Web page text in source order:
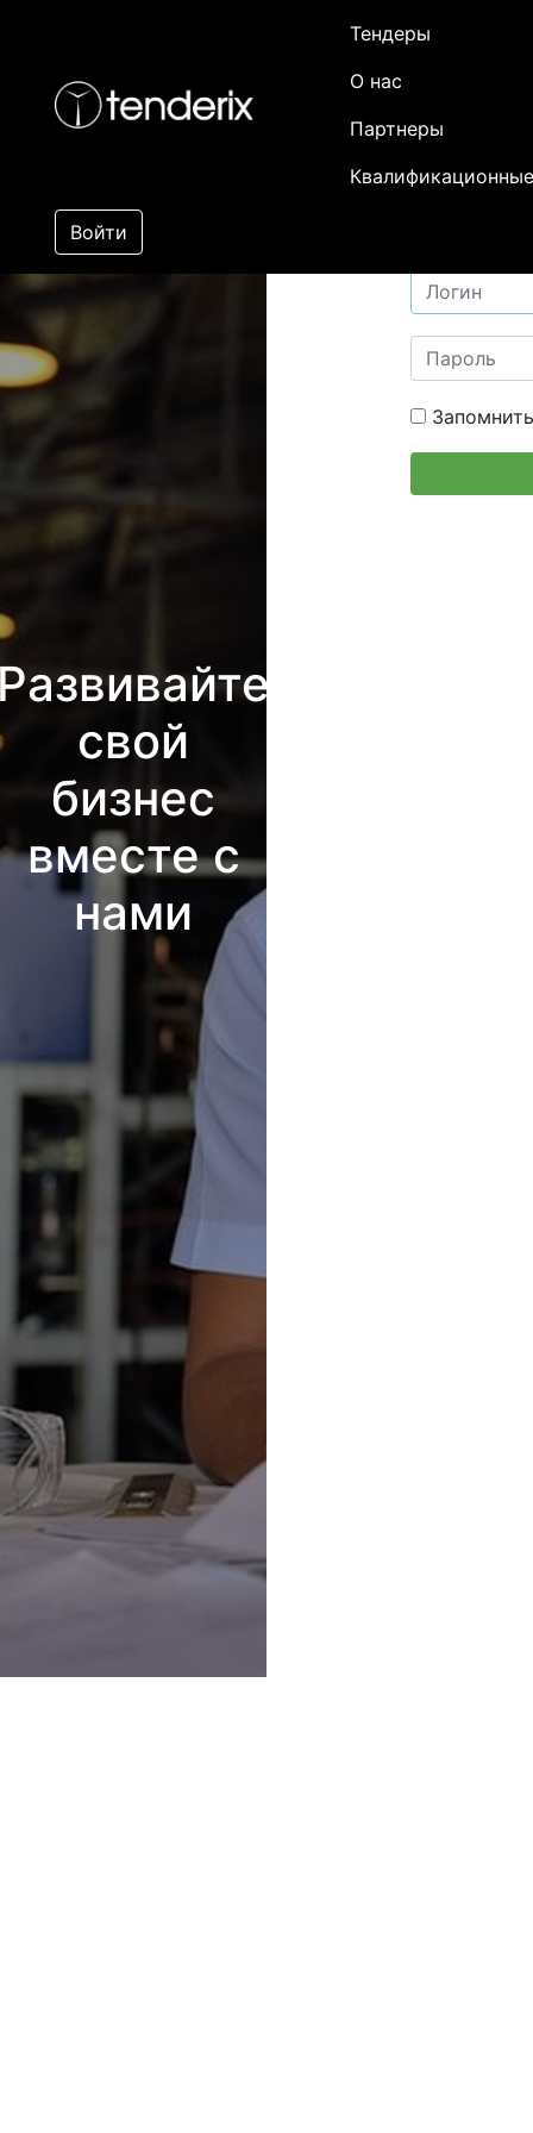
Тендеры
О нас
Партнеры
Войти
свой
бизнес
вместе с
нами